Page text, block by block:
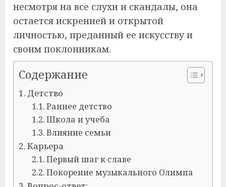
несмотря на все слухи и скандалы, она
остается искренней и открытой
личностью, преданный ее искусству и
своим поклонникам.
Содержание
Детство
Раннее детство
Школа и учеба
Влияние семьи
Карьера
Первый шаг к славе
Покорение музыкального Олимпа